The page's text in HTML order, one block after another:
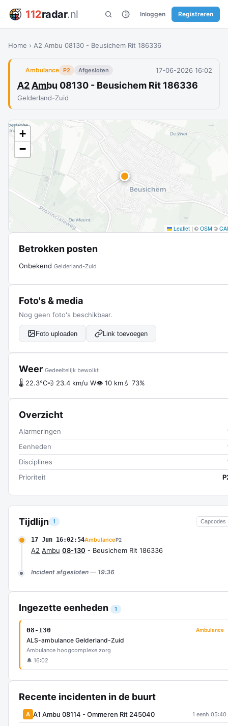
112radar.nl Inloggen Registreren
Home › A2 Ambu 08130 - Beusichem Rit 186336
Ambulance P2 Afgesloten 17-06-2026 16:02
A2 Ambu 08130 - Beusichem Rit 186336
Gelderland-Zuid
Tijdlijn 1 Capcodes
17 Jun 16:02:54AmbulanceP2
A2 Ambu 08-130 - Beusichem Rit 186336
Incident afgesloten — 19:36
Ingezette eenheden 1
08-130 Ambulance
ALS-ambulance Gelderland-Zuid
Ambulance hoogcomplexe zorg
🔔 16:02
Recente incidenten in de buurt
A A1 Ambu 08114 - Ommeren Rit 245040 1 eenh.05:40
+
−
Leaflet | © OSM ©
Betrokken posten
Onbekend Gelderland-Zuid
Foto's & media
Nog geen foto's beschikbaar.
Foto uploaden Link toevoegen
Weer Gedeeltelijk bewolkt
🌡 22.3°C💨 23.4 km/u W👁 10 km💧 73%
Overzicht
Alarmeringen
Eenheden
Disciplines
Prioriteit